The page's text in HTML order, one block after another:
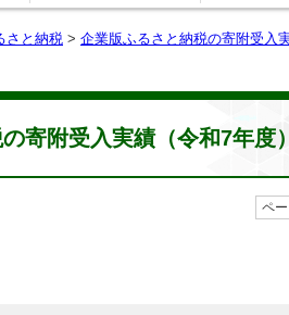
さと納税 > 企業版ふるさと納税の寄附受入
寄附受入実績（令和7年度）
ペ